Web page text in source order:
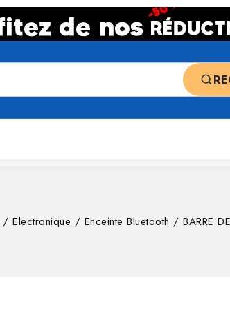
/ Electronique / Enceinte Bluetooth / BARRE